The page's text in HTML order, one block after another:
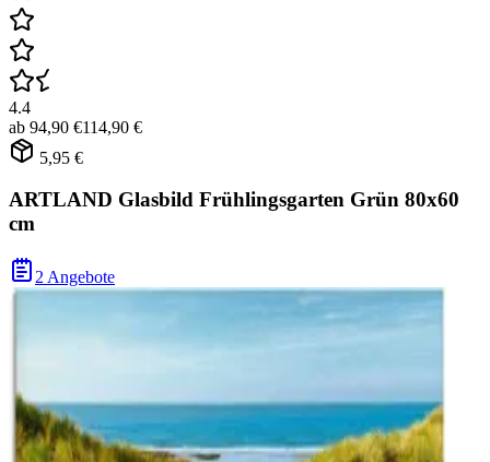
4.4
ab 94,90 €114,90 €
5,95 €
ARTLAND Glasbild Frühlingsgarten Grün 80x60
cm
2 Angebote